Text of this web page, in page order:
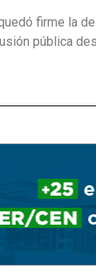
firme la
pública